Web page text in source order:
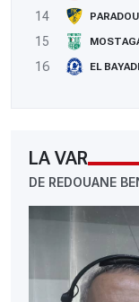
14
15
16
EL
LA VAR
DE REDOUANE